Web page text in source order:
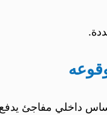
داخلي مفاجئ